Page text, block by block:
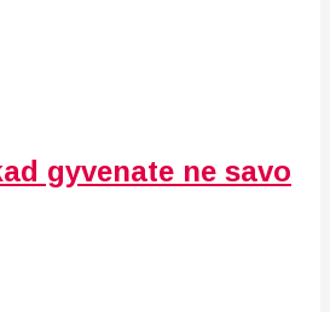
gyvenate ne savo